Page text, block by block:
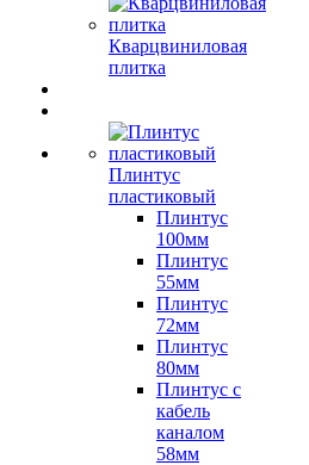
Кварцвиниловая
плитка
Плинтус
пластиковый
Плинтус
100мм
Плинтус
55мм
Плинтус
72мм
Плинтус
80мм
Плинтус с
кабель
каналом
58мм